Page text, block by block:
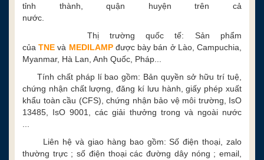
tỉnh thành, quận huyện trên cả
nước.
Thị trường quốc tế: Sản phẩm
củaTNE và MEDILAMPđược bày bán ở Lào, Campuchia,
Myanmar, Hà Lan, Anh Quốc, Pháp...
Tính chất pháp lí bao gồm: Bản quyền sở hữu trí tuệ,
chứng nhận chất lượng, đăng kí lưu hành, giấy phép xuất
khẩu toàn cầu (CFS), chứng nhận bảo vệ môi trường, IsO
13485, IsO 9001, các giải thưởng trong và ngoài nước
...
Liên hệ và giao hàng bao gồm: Số điện thoại, zalo
thường trực ; số điện thoại các đường dây nóng ; email,